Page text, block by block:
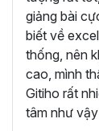
VBA
thức liên
Học
kiếm các
đang
giảng bài
biết về
thống, nên
cao, mình
Gitiho rất
tâm như